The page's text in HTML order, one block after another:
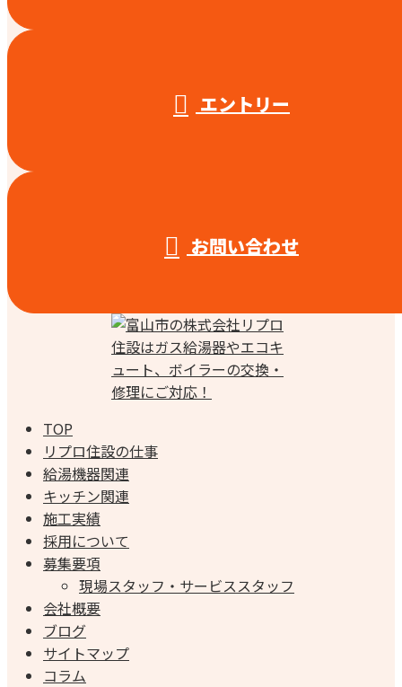
エントリー
お問い合わせ
TOP
リプロ住設の仕事
給湯機器関連
キッチン関連
施工実績
採用について
募集要項
現場スタッフ・サービススタッフ
会社概要
ブログ
サイトマップ
コラム